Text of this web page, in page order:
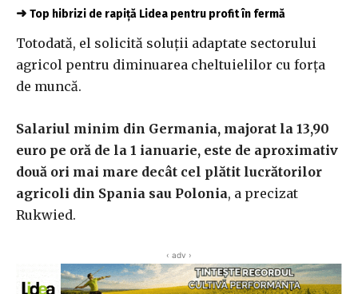
➜ Top hibrizi de rapiță Lidea pentru profit în fermă
Totodată, el solicită soluții adaptate sectorului
agricol pentru diminuarea cheltuielilor cu forța
de muncă.
Salariul minim din Germania, majorat la 13,90
euro pe oră de la 1 ianuarie, este de aproximativ
două ori mai mare decât cel plătit lucrătorilor
agricoli din Spania sau Polonia, a precizat
Rukwied.
‹ adv ›